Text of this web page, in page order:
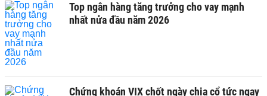
Top ngân hàng tăng trưởng cho vay mạnh
nhất nửa đầu năm 2026
Chứng khoán VIX chốt ngày chia cổ tức ngay